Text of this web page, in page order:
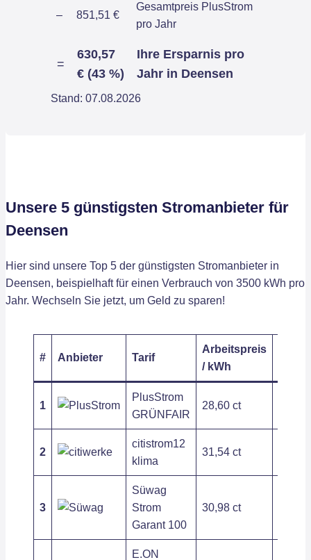
– 851,51 €
Gesamtpreis PlusStrom
pro Jahr
=
630,57
€ (43 %)
Ihre Ersparnis pro
Jahr in Deensen
Stand: 07.08.2026
Unsere 5 günstigsten Stromanbieter für
Deensen
Hier sind unsere Top 5 der günstigsten Stromanbieter in
Deensen, beispielhaft für einen Verbrauch von 3500 kWh pro
Jahr. Wechseln Sie jetzt, um Geld zu sparen!
# Anbieter Tarif
Arbeitspreis
/ kWh
1
PlusStrom
GRÜNFAIR
28,60 ct
2
citistrom12
klima
31,54 ct
3
Süwag
Strom
Garant 100
30,98 ct
E.ON